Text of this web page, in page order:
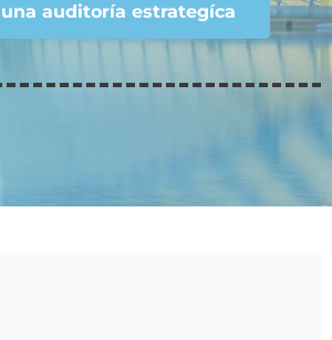
auditoría estrategíca